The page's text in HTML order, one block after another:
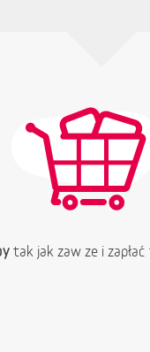
tak jak zaw ze i